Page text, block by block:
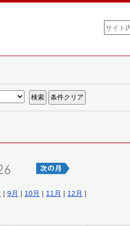
| 9月 | 10月 | 11月 | 12月 |